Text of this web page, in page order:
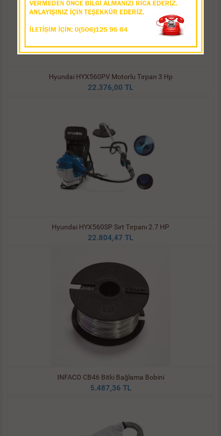
Hyundai HYX560PV Motorlu Tırpan 3 Hp
22.376,00 TL
Hyundai HYX560SP Sırt Tırpanı 2.7 HP
22.804,47 TL
INFACO CB46 Bitki Bağlama Bobini
5.487,36 TL